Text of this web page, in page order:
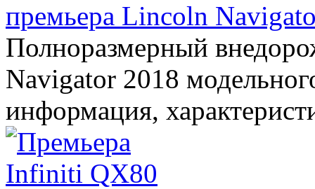
премьера Lincoln
Полноразмерный
Navigator 2018
информация,